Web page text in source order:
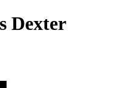
Dexter